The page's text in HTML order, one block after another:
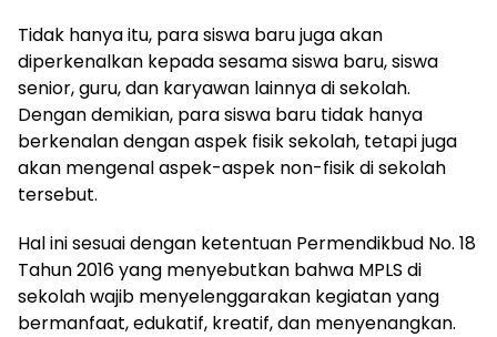
Tidak hanya itu, para siswa baru juga akan
diperkenalkan kepada sesama siswa baru, siswa
senior, guru, dan karyawan lainnya di sekolah.
Dengan demikian, para siswa baru tidak hanya
berkenalan dengan aspek fisik sekolah, tetapi juga
akan mengenal aspek-aspek non-fisik di sekolah
tersebut.
Hal ini sesuai dengan ketentuan Permendikbud No. 18
Tahun 2016 yang menyebutkan bahwa MPLS di
sekolah wajib menyelenggarakan kegiatan yang
bermanfaat, edukatif, kreatif, dan menyenangkan.